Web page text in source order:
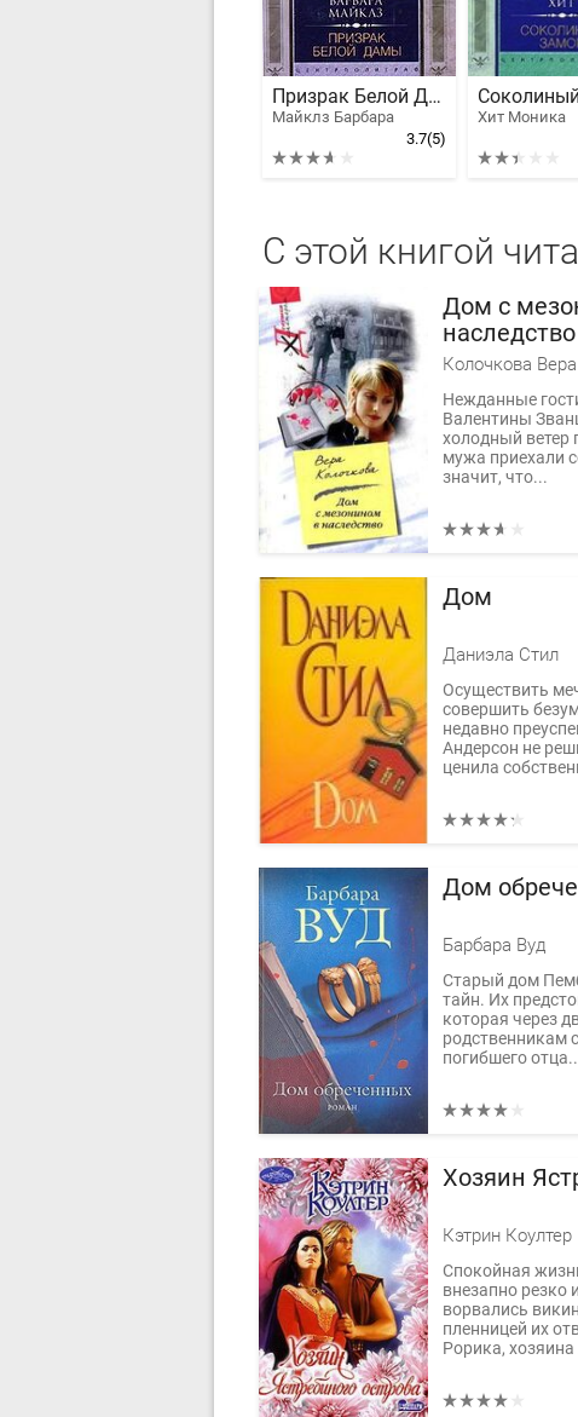
Призрак Белой Дамы
Майклз Барбара
3.7(5)
Хит Моника
С этой книгой
Дом с
наследство
Колочкова
Нежданные
Валентины
холодный
мужа приехали
значит, что...
Дом
Даниэла Стил
Осуществить
совершить
недавно
Андерсон не
ценила
Дом
Барбара Вуд
Старый дом
тайн. Их
которая через
родственникам
погибшего
Хозяин
Кэтрин Коултер
Спокойная
внезапно резко
ворвались
пленницей их
Рорика, хозяина